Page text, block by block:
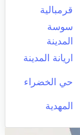
قرمبالية
سوسة
المدينة
اريانة المدينة
حي الخضراء
المهدية